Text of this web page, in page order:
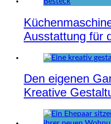
Ausstattung für
Den eigenen
Kreative